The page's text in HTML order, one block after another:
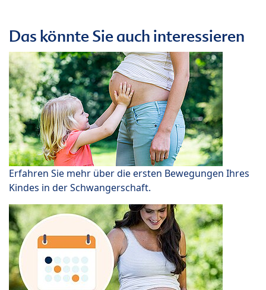
Das könnte Sie auch interessieren
Erfahren Sie mehr über die ersten Bewegungen Ihres
Kindes in der Schwangerschaft.